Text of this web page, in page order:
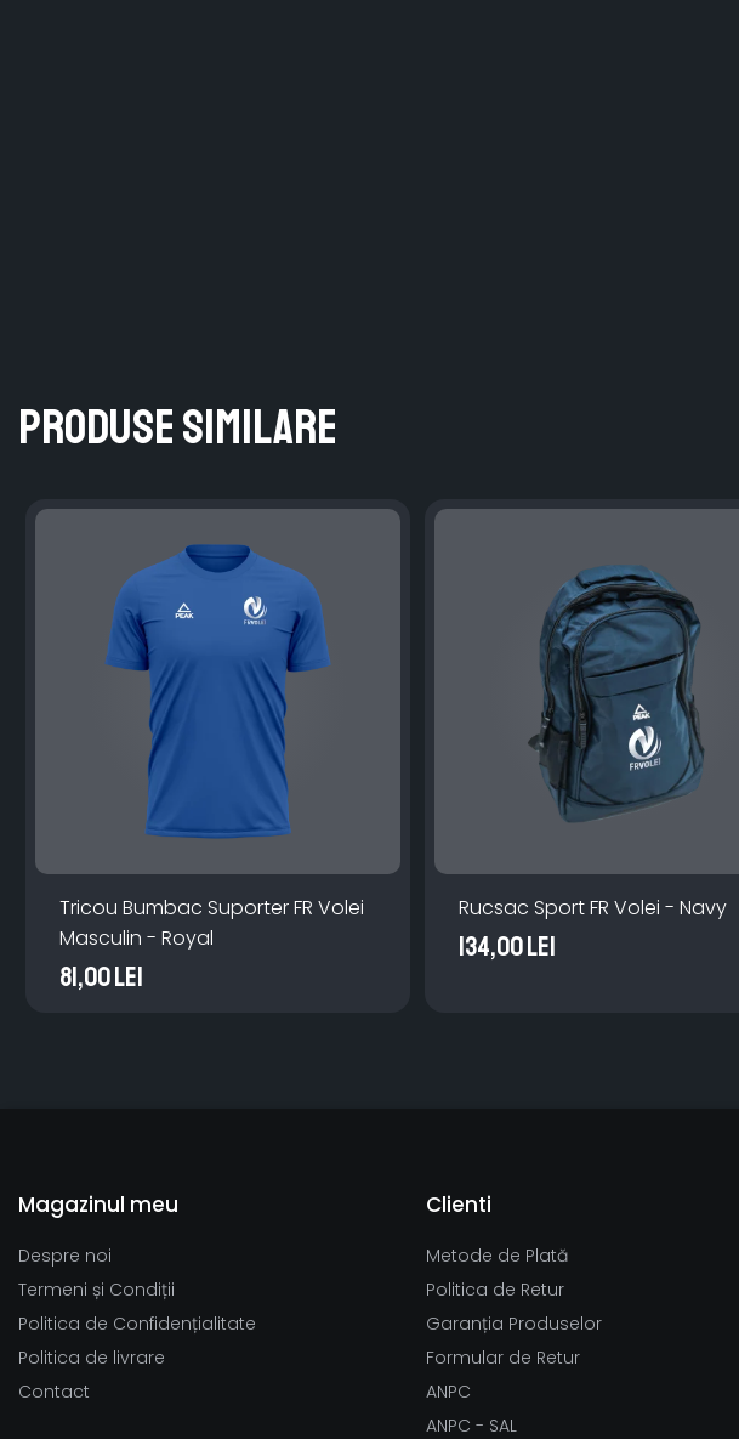
Produse similare
Tricou Bumbac Suporter FR Volei
Masculin - Royal
81,00 Lei
Rucsac Sport FR Volei - Navy
134,00 Lei
Magazinul meu
Despre noi
Termeni și Condiții
Politica de Confidențialitate
Politica de livrare
Contact
Clienti
Metode de Plată
Politica de Retur
Garanția Produselor
Formular de Retur
ANPC
ANPC - SAL